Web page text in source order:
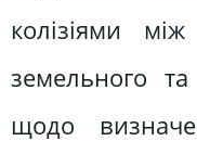
колізіями
земельного
щодо